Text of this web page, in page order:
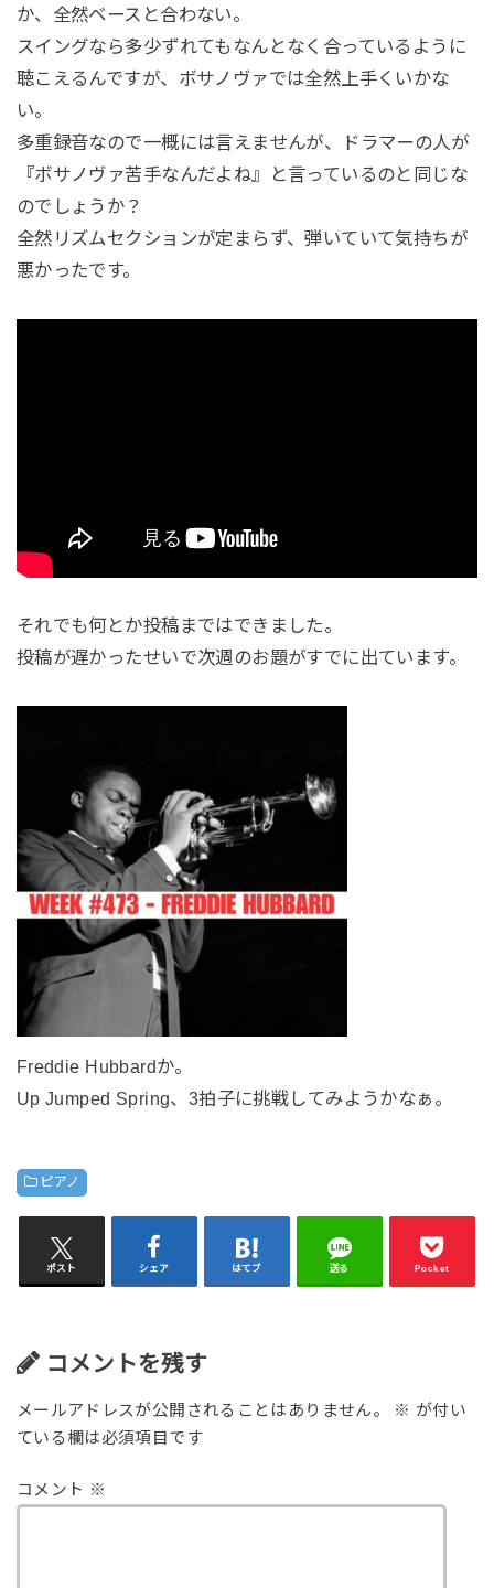
か、全然ベースと合わない。
スイングなら多少ずれてもなんとなく合っているように
聴こえるんですが、ボサノヴァでは全然上手くいかな
い。
多重録音なので一概には言えませんが、ドラマーの人が
『ボサノヴァ苦手なんだよね』と言っているのと同じな
のでしょうか？
全然リズムセクションが定まらず、弾いていて気持ちが
悪かったです。
それでも何とか投稿まではできました。
投稿が遅かったせいで次週のお題がすでに出ています。
Freddie Hubbardか。
Up Jumped Spring、3拍子に挑戦してみようかなぁ。
ピアノ
ポスト シェア はてブ 送る Pocket
コメントを残す
メールアドレスが公開されることはありません。 ※ が付い
ている欄は必須項目です
コメント ※